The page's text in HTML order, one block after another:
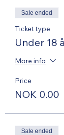
Sale ended
Ticket type
Under 18
More info
Price
NOK 0.00
Sale ended